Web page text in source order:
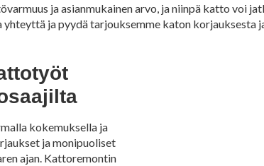
ja asianmukainen arvo, ja niinpä katto voi
ja pyydä tarjouksemme katon korjauksesta
kokemuksella ja
ja monipuoliset
ajan. Kattoremontin